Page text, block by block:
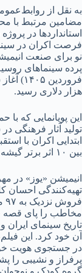
به نقل از
مضامین مرتبط با
استانداردها در
فرصت اکران در
نو برای صنعت
هزار دلاری رسید.
این پویانمایی که
تولید آثار فرهنگی
ابتدایی اکران با
بین ۱۰ اثر برتر گیشه روسیه جای گرفت.
تهیه‌کنندگی احسان
مخاطب را پای قصه
آن خود کرد. این
در جستجوی هویت
پرفراز و نشیبی